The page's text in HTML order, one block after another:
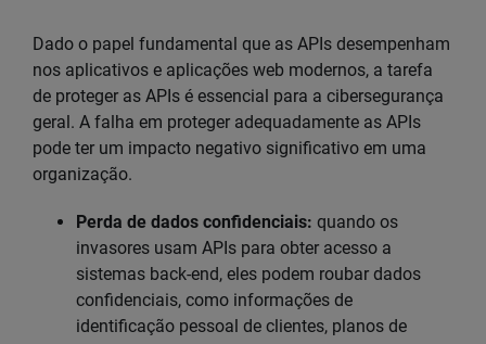
Dado o papel fundamental que as APIs desempenham
nos aplicativos e aplicações web modernos, a tarefa
de proteger as APIs é essencial para a cibersegurança
geral. A falha em proteger adequadamente as APIs
pode ter um impacto negativo significativo em uma
organização.
Perda de dados confidenciais: quando os
invasores usam APIs para obter acesso a
sistemas back-end, eles podem roubar dados
confidenciais, como informações de
identificação pessoal de clientes, planos de